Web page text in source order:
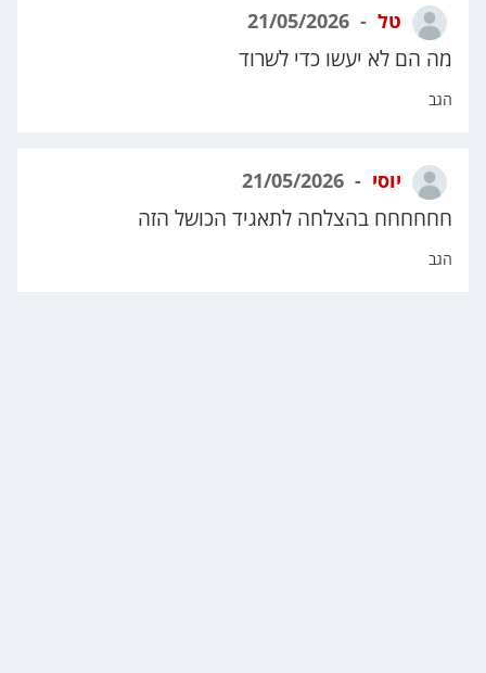
טל
מה הם לא יעשו כדי לשרוד
הגב
יוסי
חחחחחח בהצלחה לתאגיד הכושל הזה
הגב